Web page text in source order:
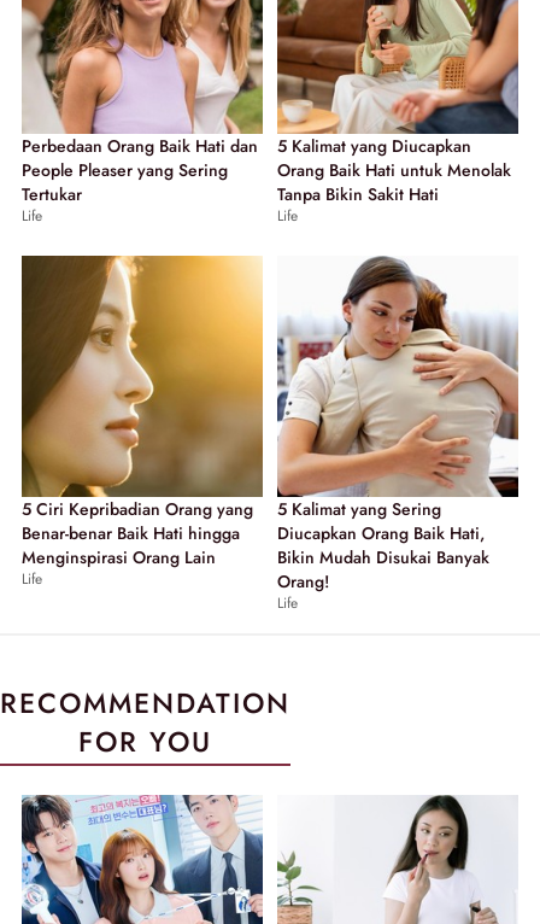
Perbedaan Orang Baik Hati dan
People Pleaser yang Sering
Tertukar
Life
5 Kalimat yang Diucapkan
Orang Baik Hati untuk Menolak
Tanpa Bikin Sakit Hati
Life
5 Ciri Kepribadian Orang yang
Benar-benar Baik Hati hingga
Menginspirasi Orang Lain
Life
5 Kalimat yang Sering
Diucapkan Orang Baik Hati,
Bikin Mudah Disukai Banyak
Orang!
Life
RECOMMENDATION
FOR YOU